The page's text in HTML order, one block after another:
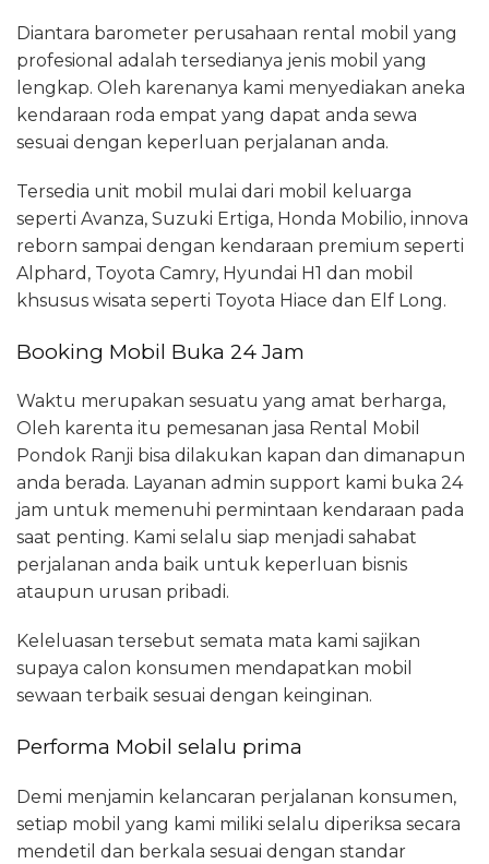
Diantara barometer perusahaan rental mobil yang
profesional adalah tersedianya jenis mobil yang
lengkap. Oleh karenanya kami menyediakan aneka
kendaraan roda empat yang dapat anda sewa
sesuai dengan keperluan perjalanan anda.
Tersedia unit mobil mulai dari mobil keluarga
seperti Avanza, Suzuki Ertiga, Honda Mobilio, innova
reborn sampai dengan kendaraan premium seperti
Alphard, Toyota Camry, Hyundai H1 dan mobil
khsusus wisata seperti Toyota Hiace dan Elf Long.
Booking Mobil Buka 24 Jam
Waktu merupakan sesuatu yang amat berharga,
Oleh karenta itu pemesanan jasa Rental Mobil
Pondok Ranji bisa dilakukan kapan dan dimanapun
anda berada. Layanan admin support kami buka 24
jam untuk memenuhi permintaan kendaraan pada
saat penting. Kami selalu siap menjadi sahabat
perjalanan anda baik untuk keperluan bisnis
ataupun urusan pribadi.
Keleluasan tersebut semata mata kami sajikan
supaya calon konsumen mendapatkan mobil
sewaan terbaik sesuai dengan keinginan.
Performa Mobil selalu prima
Demi menjamin kelancaran perjalanan konsumen,
setiap mobil yang kami miliki selalu diperiksa secara
mendetil dan berkala sesuai dengan standar